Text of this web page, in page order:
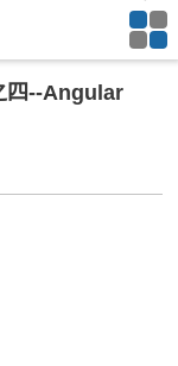
四--Angular